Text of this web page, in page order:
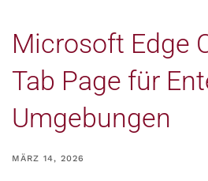
Microsoft Edge
Tab Page für
Umgebungen
MÄRZ 14, 2026